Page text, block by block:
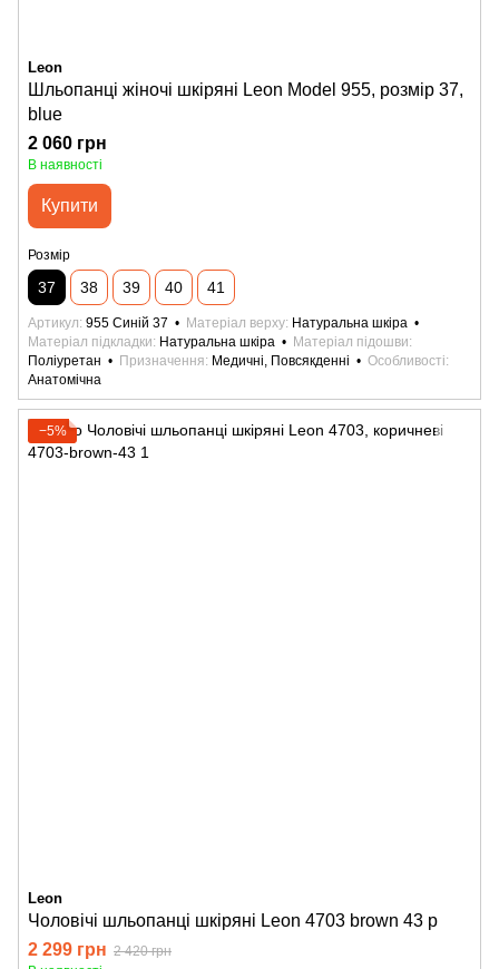
Leon
Шльопанці жіночі шкіряні Leon Model 955, розмір 37,
blue
2 060 грн
В наявності
Купити
Розмір
37 38 39 40 41
Артикул 955 Синій 37 Матеріал верху Натуральна шкіра
Матеріал підкладки
Натуральна шкіра
Матеріал підошви
Поліуретан
Призначення Медичні, Повсякденні
Особливості
Анатомічна
−5%
Leon
Чоловічі шльопанці шкіряні Leon 4703 brown 43 р
2 299 грн 2 420 грн